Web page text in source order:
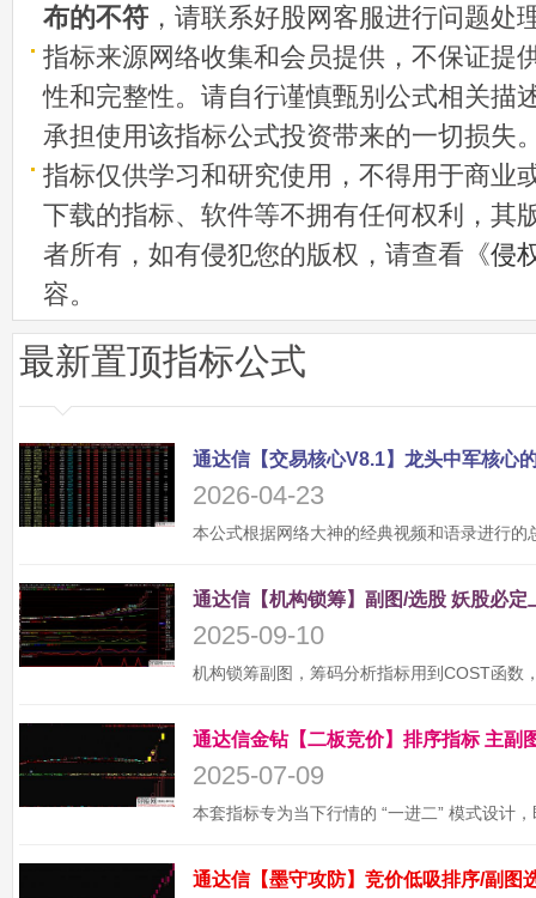
布的不符 ，请联系好股网客服进行问题处
指标来源网络收集和会员提供，不保证提
性和完整性。请自行谨慎甄别公式相关描
承担使用该指标公式投资带来的一切损失
指标仅供学习和研究使用，不得用于商业
下载的指标、软件等不拥有任何权利，其
者所有，如有侵犯您的版权，请查看《侵
容。
最新置顶指标公式
2026-04-23
2025-09-10
2025-07-09